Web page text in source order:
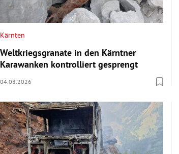
Kärnten
Weltkriegsgranate in den Kärntner
Karawanken kontrolliert gesprengt
04.08.2026